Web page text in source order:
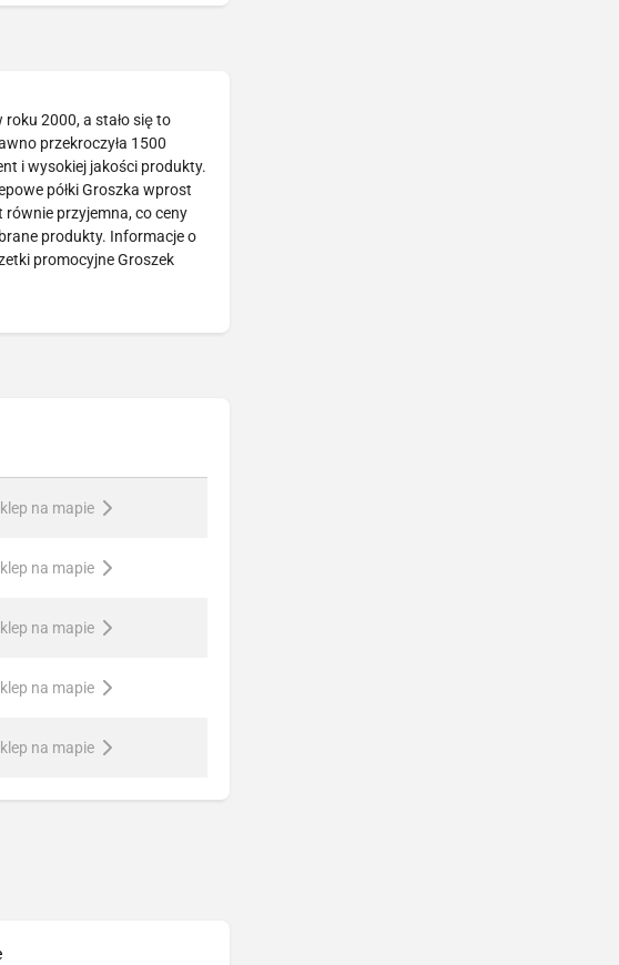
2000, a stało się to
przekroczyła 1500
i wysokiej jakości produkty.
półki Groszka wprost
przyjemna, co ceny
produkty. Informacje o
promocyjne Groszek
na mapie
na mapie
na mapie
na mapie
na mapie